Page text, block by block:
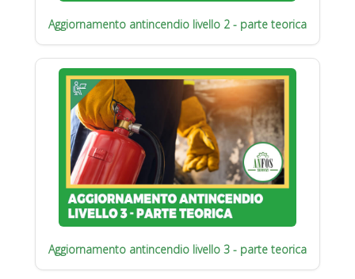
Aggiornamento antincendio livello 2 - parte teorica
Aggiornamento antincendio livello 3 - parte teorica